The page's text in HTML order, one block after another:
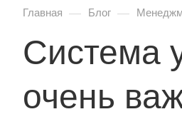
Главная — Блог —
Система
очень